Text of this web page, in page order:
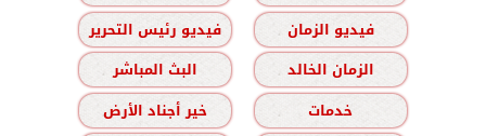
فيديو الزمان
فيديو رئيس التحرير
الزمان الخالد
البث المباشر
خدمات
خير أجناد الأرض